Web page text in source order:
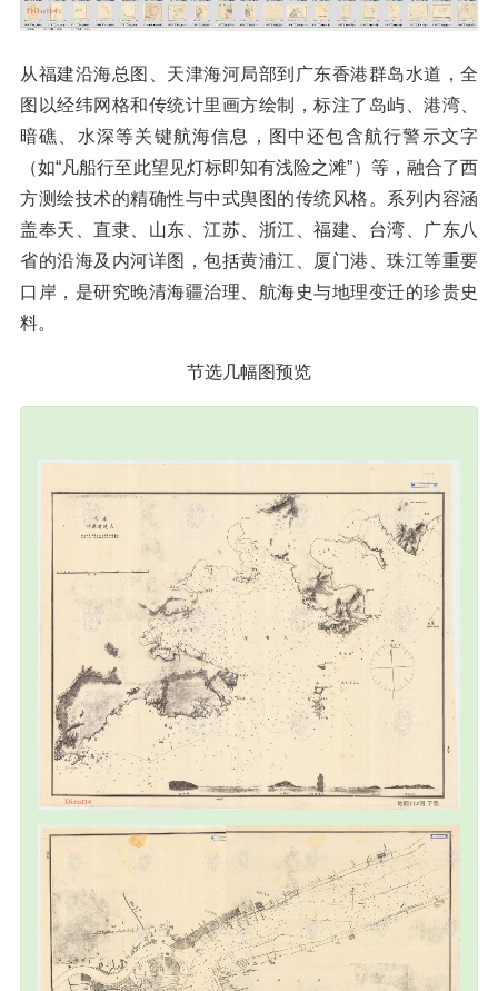
从福建沿海总图、天津海河局部到广东香港群岛水道，全
图以经纬网格和传统计里画方绘制，标注了岛屿、港湾、
暗礁、水深等关键航海信息，图中还包含航行警示文字
（如“凡船行至此望见灯标即知有浅险之滩”）等，融合了西
方测绘技术的精确性与中式舆图的传统风格。系列内容涵
盖奉天、直隶、山东、江苏、浙江、福建、台湾、广东八
省的沿海及内河详图，包括黄浦江、厦门港、珠江等重要
口岸，是研究晚清海疆治理、航海史与地理变迁的珍贵史
料。
节选几幅图预览